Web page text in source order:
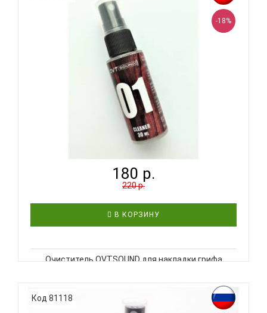
лакированных поверхностей гитары. После
применения оставляет приятный аромат. В..
-18%
OVTSOUND OV-CL-1 - СРЕДСТВО ДЛЯ ЧИСТКИ...
180 р.
220 р.
В КОРЗИНУ
Очиститель OVTSOUND для накладки грифа
Вернёт свежесть и красоту Вашему инструменту.
Объём: 30 мл. Производство: Россия. Способ
применения: снять или ослабить струны
Код 81118